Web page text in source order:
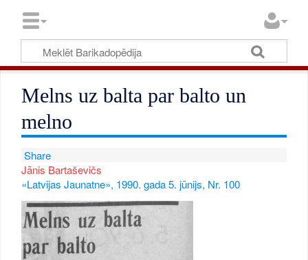
Melns uz balta par balto un
melno
Share
Jānis Bartaševičs
«Latvijas Jaunatne», 1990. gada 5. jūnijs, Nr. 100